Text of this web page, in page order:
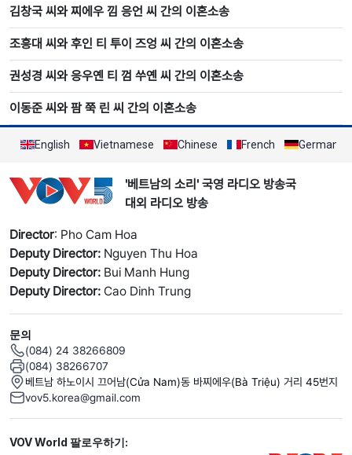
김창국 씨와 찌에우 낌 응언 씨 간의 이혼소송
조흥대 씨와 후인 티 투이 즈엉 씨 간의 이혼소송
권성경 씨와 응우옌 티 껌 쑤옌 씨 간의 이혼소송
이동준 씨와 팜 쭉 린 씨 간의 이혼소송
English Vietnamese Chinese French German
'베트남의 소리' 국영 라디오 방송국
대외 라디오 방송
Director: Pho Cam Hoa
Deputy Director: Nguyen Thu Hoa
Deputy Director: Bui Manh Hung
Deputy Director: Cao Dinh Trung
문의
(084) 24 38266809
(084) 38266707
베트남 하노이시 끄어남(Cửa Nam)동 바찌에우(Bà Triệu) 거리 45번지
vov5.korea@gmail.com
Mạng xã hội
VOV World 팔로우하기: